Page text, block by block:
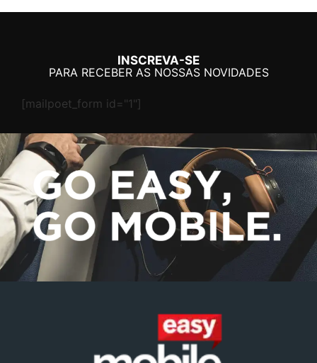
INSCREVA-SE
PARA RECEBER AS NOSSAS NOVIDADES
[mailpoet_form id="1"]